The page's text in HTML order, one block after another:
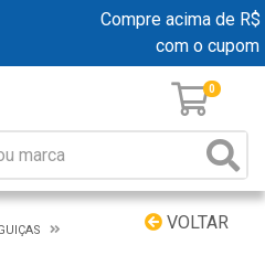
Compre acima de
com o cupom
0
VOLTAR